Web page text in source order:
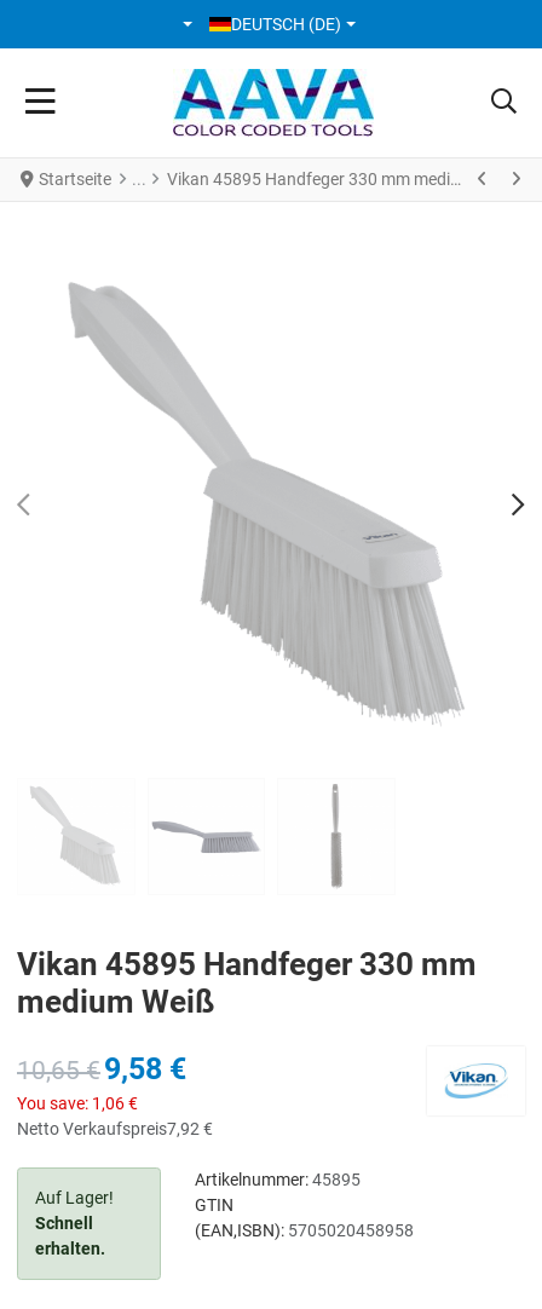
SPRACHE AUSWÄHLEN
DEUTSCH (DE)
Startseite Vikan 45895 Handfeger 330 mm medium Weiß
Vikan 45895 Handfeger 330 mm
medium Weiß
10,65 €9,58 €
You save: 1,06 €
Netto Verkaufspreis7,92 €
Auf Lager!
Schnell
erhalten.
Artikelnummer:45895
GTIN
(EAN,ISBN): 5705020458958